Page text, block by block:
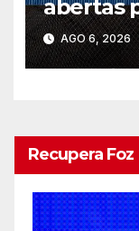
abertas
gratuitas
AGO 6, 2026
Recupera Foz